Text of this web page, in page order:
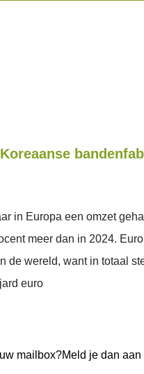
in Europa een omzet
meer dan in 2024.
de wereld, want in totaal
euro
mailbox?Meld je dan aan